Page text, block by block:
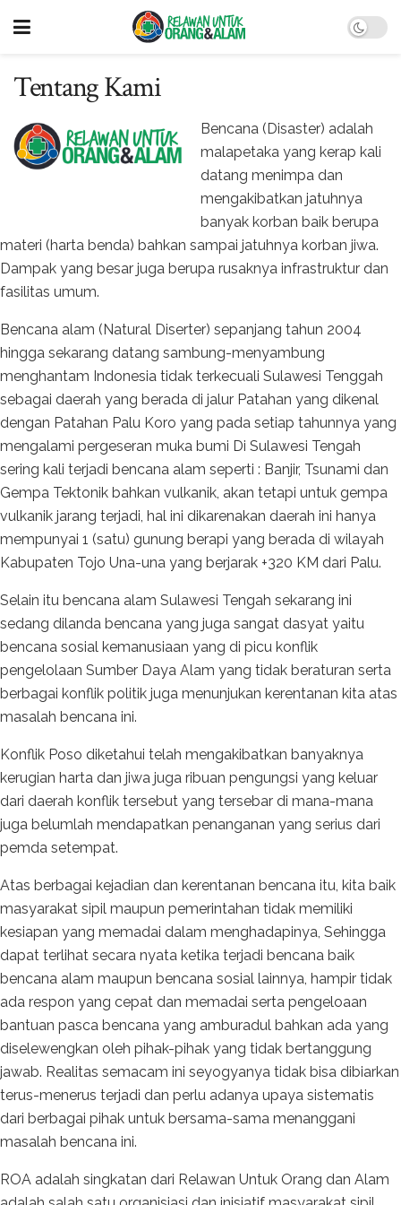
Tentang Kami
Bencana (Disaster) adalah
malapetaka yang kerap kali
datang menimpa dan
mengakibatkan jatuhnya
banyak korban baik berupa
materi (harta benda) bahkan sampai jatuhnya korban jiwa.
Dampak yang besar juga berupa rusaknya infrastruktur dan
fasilitas umum.
Bencana alam (Natural Diserter) sepanjang tahun 2004
hingga sekarang datang sambung-menyambung
menghantam Indonesia tidak terkecuali Sulawesi Tenggah
sebagai daerah yang berada di jalur Patahan yang dikenal
dengan Patahan Palu Koro yang pada setiap tahunnya yang
mengalami pergeseran muka bumi Di Sulawesi Tengah
sering kali terjadi bencana alam seperti : Banjir, Tsunami dan
Gempa Tektonik bahkan vulkanik, akan tetapi untuk gempa
vulkanik jarang terjadi, hal ini dikarenakan daerah ini hanya
mempunyai 1 (satu) gunung berapi yang berada di wilayah
Kabupaten Tojo Una-una yang berjarak +320 KM dari Palu.
Selain itu bencana alam Sulawesi Tengah sekarang ini
sedang dilanda bencana yang juga sangat dasyat yaitu
bencana sosial kemanusiaan yang di picu konflik
pengelolaan Sumber Daya Alam yang tidak beraturan serta
berbagai konflik politik juga menunjukan kerentanan kita atas
masalah bencana ini.
Konflik Poso diketahui telah mengakibatkan banyaknya
kerugian harta dan jiwa juga ribuan pengungsi yang keluar
dari daerah konflik tersebut yang tersebar di mana-mana
juga belumlah mendapatkan penanganan yang serius dari
pemda setempat.
Atas berbagai kejadian dan kerentanan bencana itu, kita baik
masyarakat sipil maupun pemerintahan tidak memiliki
kesiapan yang memadai dalam menghadapinya, Sehingga
dapat terlihat secara nyata ketika terjadi bencana baik
bencana alam maupun bencana sosial lainnya, hampir tidak
ada respon yang cepat dan memadai serta pengeloaan
bantuan pasca bencana yang amburadul bahkan ada yang
diselewengkan oleh pihak-pihak yang tidak bertanggung
jawab. Realitas semacam ini seyogyanya tidak bisa dibiarkan
terus-menerus terjadi dan perlu adanya upaya sistematis
dari berbagai pihak untuk bersama-sama menanggani
masalah bencana ini.
ROA adalah singkatan dari Relawan Untuk Orang dan Alam